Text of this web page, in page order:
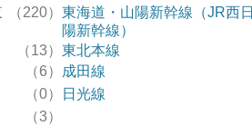
（220）東海道・山陽新幹線（JR西
陽新幹線）
（13）東北本線
（6） 成田線
（0） 日光線
（3）